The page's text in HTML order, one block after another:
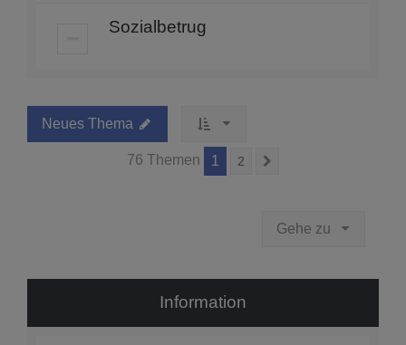
Sozialbetrug
Neues Thema
76 Themen 1 2
Gehe zu
Information